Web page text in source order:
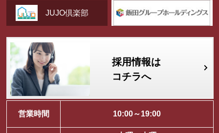
JUJO倶楽部
採用情報は
コチラへ
営業時間 10:00～19:00